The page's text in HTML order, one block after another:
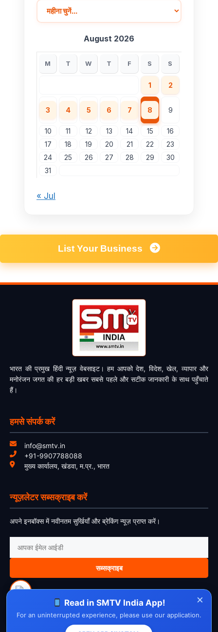
August 2026
M T W T F S S
1 2
3 4 5 6 7 8 9
10 11 12 13 14 15
16
17
18 19 20 21 22
23
24
25 26 27 28 29
30
31
« Jul
List Your Business
भारत की प्रमुख हिंदी न्यूज़ वेबसाइट। हम आपको देश, विदेश, खेल, व्यापार और
मनोरंजन जगत की हर बड़ी खबर सबसे पहले और सटीक जानकारी के साथ पहुँचाते
हैं।
हमसे संपर्क करें
info@smtv.in
+91-9907788088
मुख्य कार्यालय, खंडवा, म.प्र., भारत
न्यूज़लेटर सब्सक्राइब करें
अपने इनबॉक्स में नवीनतम सुर्खियाँ और ब्रेकिंग न्यूज़ प्राप्त करें।
सब्सक्राइब
About UsContact Us DisclaimerPrivacy PolicyCookie Policy
×
Read in SMTV India App!
For an uninterrupted experience, please use our application.